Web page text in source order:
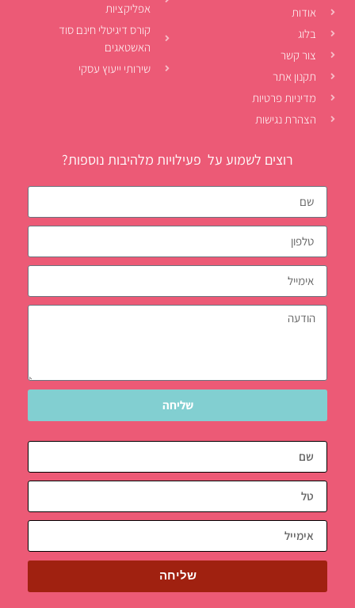
אודות
בלוג
צור קשר
תקנון אתר
מדיניות פרטיות
הצהרת נגישות
אפליקציות
קורס דיגיטלי חינם סוד
האשטאגים
שירותי ייעוץ עסקי
רוצים לשמוע על פעילויות מלהיבות נוספות?
שליחה
שליחה